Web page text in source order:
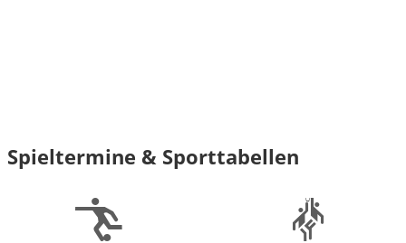
Spieltermine & Sporttabellen